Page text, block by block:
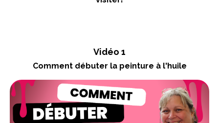
Vidéo 1
Comment débuter la peinture à l'huile